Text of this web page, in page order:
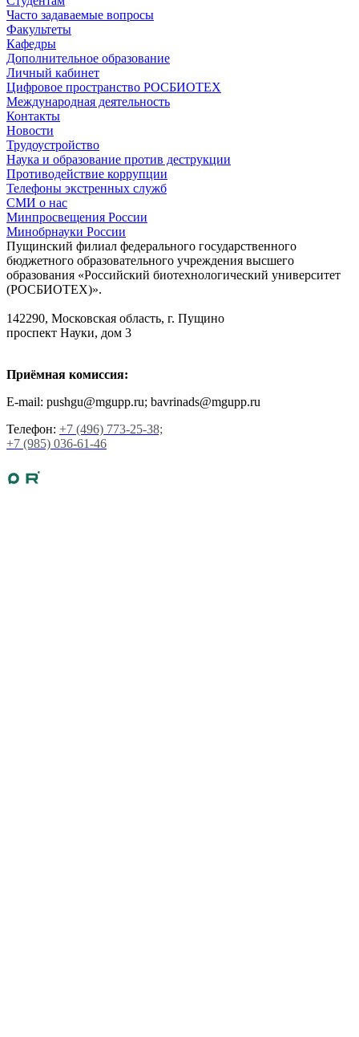
Часто задаваемые вопросы
Факультеты
Кафедры
Дополнительное образование
Личный кабинет
Цифровое пространство РОСБИОТЕХ
Международная деятельность
Контакты
Новости
Трудоустройство
Наука и образование против деструкции
Противодействие коррупции
Телефоны экстренных служб
СМИ о нас
Минпросвещения России
Минобрнауки России
Пущинский филиал федерального государственного
бюджетного образовательного учреждения высшего
образования «Российский биотехнологический университет
(РОСБИОТЕХ)».
142290, Московская область, г. Пущино
проспект Науки, дом 3
Приёмная комиссия:
E-mail: pushgu@mgupp.ru; bavrinads@mgupp.ru
Телефон: +7 (496) 773-25-38;
+7 (985) 036-61-46